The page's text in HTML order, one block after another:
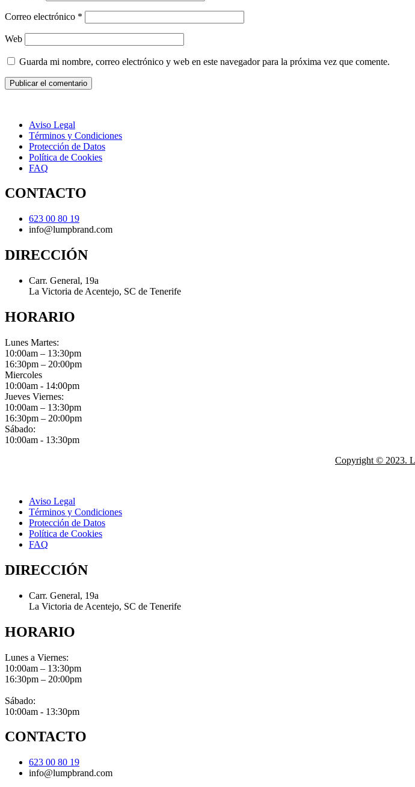
Correo electrónico *
Web
Guarda mi nombre, correo electrónico y web en este navegador para la próxima vez que comente.
Aviso Legal
Términos y Condiciones
Protección de Datos
Política de Cookies
FAQ
CONTACTO
623 00 80 19
info@lumpbrand.com
DIRECCIÓN
Carr. General, 19a
La Victoria de Acentejo, SC de Tenerife
HORARIO
Lunes Martes:
10:00am – 13:30pm
16:30pm – 20:00pm
Miercoles
10:00am - 14:00pm
Jueves Viernes:
10:00am – 13:30pm
16:30pm – 20:00pm
Sábado:
10:00am - 13:30pm
Copyright © 2023.
Aviso Legal
Términos y Condiciones
Protección de Datos
Política de Cookies
FAQ
DIRECCIÓN
Carr. General, 19a
La Victoria de Acentejo, SC de Tenerife
HORARIO
Lunes a Viernes:
10:00am – 13:30pm
16:30pm – 20:00pm
Sábado:
10:00am - 13:30pm
CONTACTO
623 00 80 19
info@lumpbrand.com